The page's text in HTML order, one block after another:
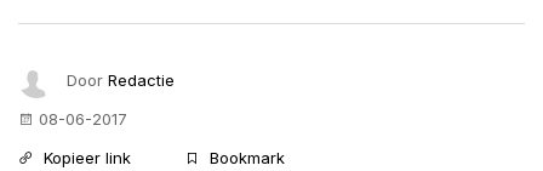
Door Redactie
08-06-2017
Kopieer link
Bookmark